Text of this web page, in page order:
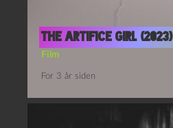
The artifice girl (2023)
Film
For 3 år siden